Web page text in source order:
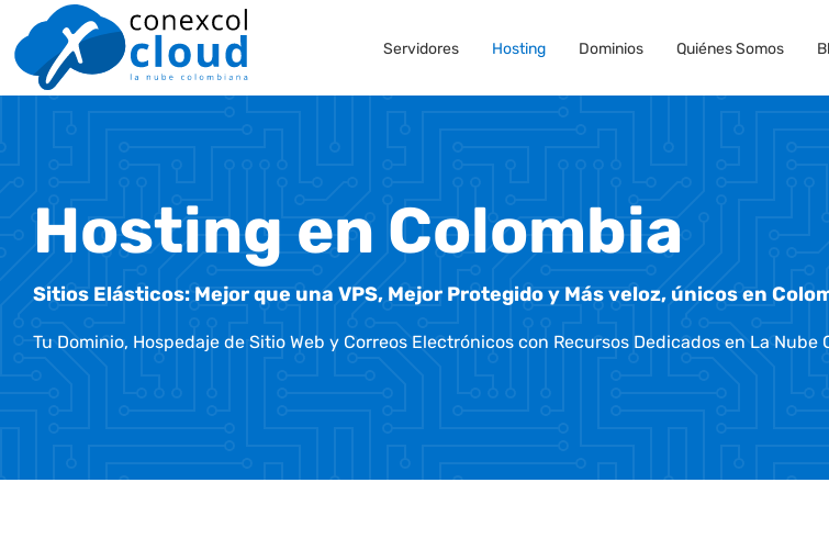
to
content
Servidores Hosting Dominios Quiénes Somos
Hosting en Colombia
Sitios Elásticos: Mejor que una VPS, Mejor Protegido y Más veloz, únicos en
Tu Dominio, Hospedaje de Sitio Web y Correos Electrónicos con Recursos Dedicados en La Nube